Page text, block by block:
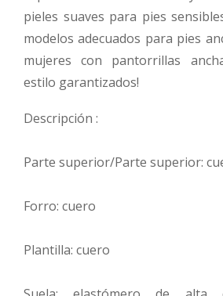
pieles suaves para pies
modelos adecuados para pies
mujeres con pantorrillas
estilo garantizados!
Descripción :
Parte superior/Parte superior:
Forro: cuero
Plantilla: cuero